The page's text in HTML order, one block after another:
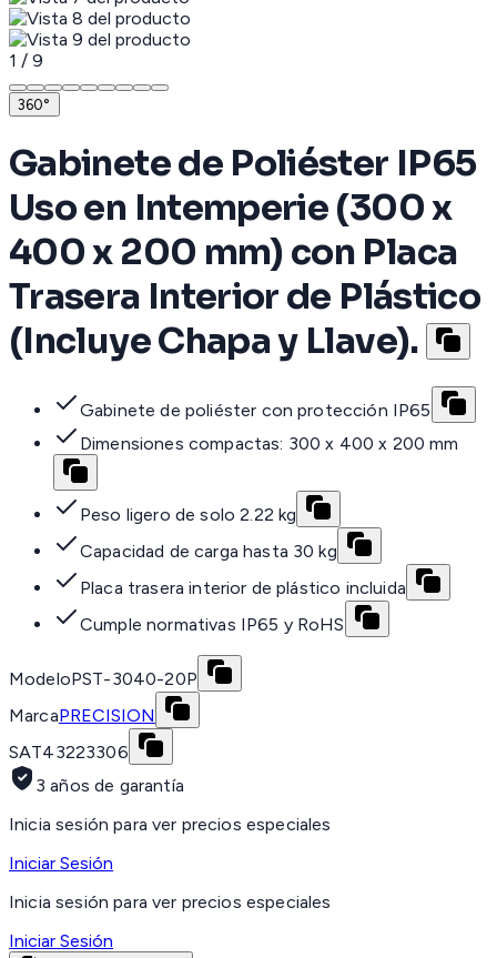
1 / 9
360°
Gabinete de Poliéster IP65
Uso en Intemperie (300 x
400 x 200 mm) con Placa
Trasera Interior de Plástico
(Incluye Chapa y Llave).
Gabinete de poliéster con protección IP65
Dimensiones compactas: 300 x 400 x 200 mm
Peso ligero de solo 2.22 kg
Capacidad de carga hasta 30 kg
Placa trasera interior de plástico incluida
Cumple normativas IP65 y RoHS
ModeloPST-3040-20P
MarcaPRECISION
SAT43223306
3 años de garantía
Inicia sesión para ver precios especiales
Iniciar Sesión
Inicia sesión para ver precios especiales
Iniciar Sesión